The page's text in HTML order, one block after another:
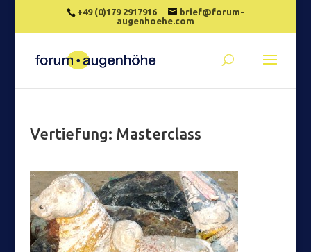
+49 (0)179 2917916
brief@forum-
augenhoehe.com
Vertiefung: Masterclass